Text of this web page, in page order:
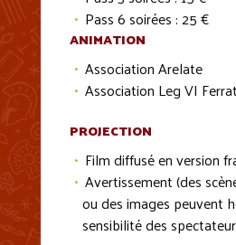
Pass 6 soirées : 25 €
ANIMATION
Association Arelate
Association Leg VI
PROJECTION
Film diffusé en version
Avertissement (des
ou des images peuvent
sensibilité des